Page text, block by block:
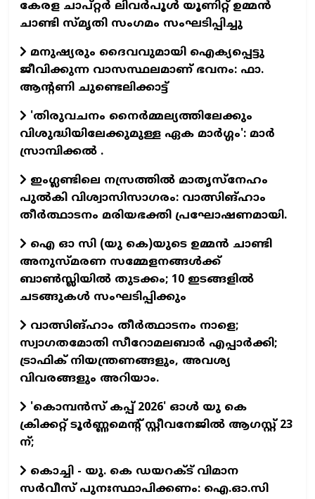
കേരള ചാപ്റ്റര്‍ ലിവര്‍പൂള്‍ യൂണിറ്റ് ഉമ്മന്‍
ചാണ്ടി സ്മൃതി സംഗമം സംഘടിപ്പിച്ചു
മനുഷ്യരും ദൈവവുമായി ഐക്യപ്പെട്ടു
ജീവിക്കുന്ന വാസസ്ഥലമാണ് ഭവനം: ഫാ.
ആന്റണി ചുണ്ടെലിക്കാട്ട്
'തിരുവചനം നൈര്‍മ്മല്യത്തിലേക്കും
വിശുദ്ധിയിലേക്കുമുള്ള ഏക മാര്‍ഗ്ഗം': മാര്‍
സ്രാമ്പിക്കല്‍ .
ഇംഗ്ലണ്ടിലെ നസ്രത്തില്‍ മാതൃസ്‌നേഹം
പുല്‍കി വിശ്വാസിസാഗരം: വാത്സിങ്ഹാം
തീര്‍ത്ഥാടനം മരിയഭക്തി പ്രഘോഷണമായി.
ഐ ഓ സി (യു കെ)യുടെ ഉമ്മന്‍ ചാണ്ടി
അനുസ്മരണ സമ്മേളനങ്ങള്‍ക്ക്
ബാണ്‍സ്ലിയില്‍ തുടക്കം; 10 ഇടങ്ങളില്‍
ചടങ്ങുകള്‍ സംഘടിപ്പിക്കും
വാത്സിങ്ഹാം തീര്‍ത്ഥാടനം നാളെ;
സ്വാഗതമോതി സീറോമലബാര്‍ എപ്പാര്‍ക്കി;
ട്രാഫിക് നിയന്ത്രണങ്ങളും, അവശ്യ
വിവരങ്ങളും അറിയാം.
'കൊമ്പന്‍സ് കപ്പ് 2026' ഓള്‍ യു കെ
ക്രിക്കറ്റ് ടൂര്‍ണ്ണമെന്റ് സ്റ്റീവനേജില്‍ ആഗസ്റ്റ് 23
ന്;
കൊച്ചി - യു. കെ ഡയറക്ട് വിമാന
സര്‍വീസ് പുനഃസ്ഥാപിക്കണം: ഐ.ഓ.സി